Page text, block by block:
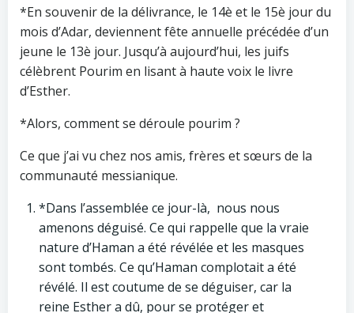
*En souvenir de la délivrance, le 14è et le 15è jour du
mois d’Adar, deviennent fête annuelle précédée d’un
jeune le 13è jour. Jusqu’à aujourd’hui, les juifs
célèbrent Pourim en lisant à haute voix le livre
d’Esther.
*Alors, comment se déroule pourim ?
Ce que j’ai vu chez nos amis, frères et sœurs de la
communauté messianique.
*Dans l’assemblée ce jour-là, nous nous
amenons déguisé. Ce qui rappelle que la vraie
nature d’Haman a été révélée et les masques
sont tombés. Ce qu’Haman complotait a été
révélé. Il est coutume de se déguiser, car la
reine Esther a dû, pour se protéger et